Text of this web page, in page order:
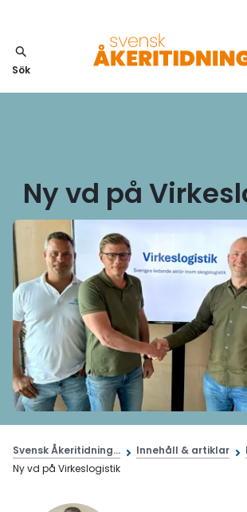
Sök
Ny vd på
Svensk Åkeritidning... Innehåll & artiklar
Ny vd på Virkeslogistik